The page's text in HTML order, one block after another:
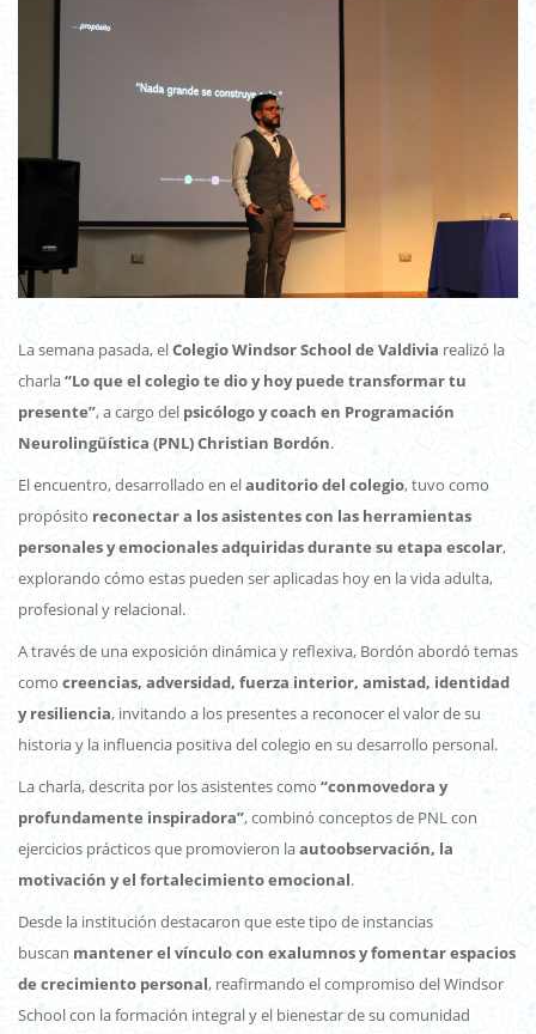
La semana pasada, elColegio Windsor School de Valdivia realizó la
charla“Lo que el colegio te dio y hoy puede transformar tu
presente”, a cargo del psicólogo y coach en Programación
Neurolingüística (PNL) Christian Bordón.
El encuentro, desarrollado en elauditorio del colegio, tuvo como
propósito reconectar a los asistentes con las herramientas
personales y emocionales adquiridas durante su etapa escolar,
explorando cómo estas pueden ser aplicadas hoy en la vida adulta,
profesional y relacional.
A través de una exposición dinámica y reflexiva, Bordón abordó temas
como creencias, adversidad, fuerza interior, amistad, identidad
y resiliencia, invitando a los presentes a reconocer el valor de su
historia y la influencia positiva del colegio en su desarrollo personal.
La charla, descrita por los asistentes como “conmovedora y
profundamente inspiradora”, combinó conceptos de PNL con
ejercicios prácticos que promovieron laautoobservación, la
motivación y el fortalecimiento emocional.
Desde la institución destacaron que este tipo de instancias
buscan mantener el vínculo con exalumnos y fomentar espacios
de crecimiento personal, reafirmando el compromiso del Windsor
School con la formación integral y el bienestar de su comunidad